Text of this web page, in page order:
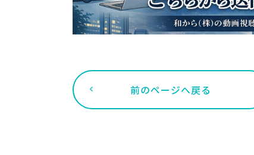
前のページへ戻る